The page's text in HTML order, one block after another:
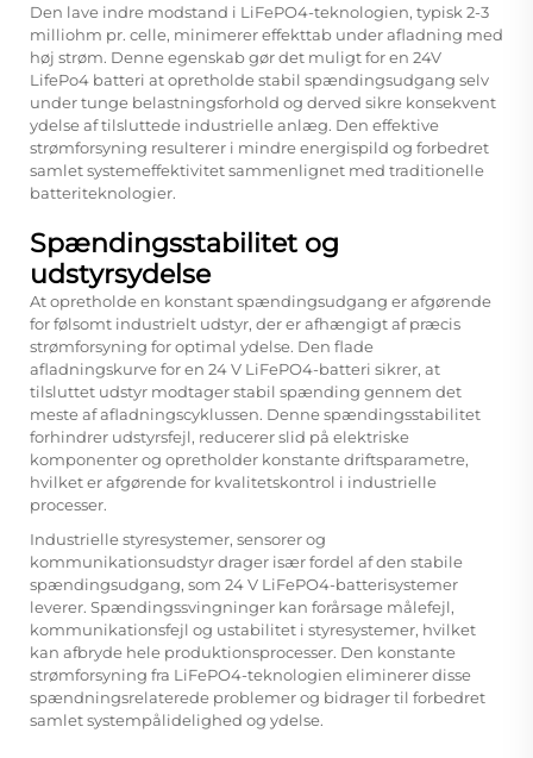
Den lave indre modstand i LiFePO4-teknologien, typisk 2-3
milliohm pr. celle, minimerer effekttab under afladning med
høj strøm. Denne egenskab gør det muligt for en 24V
LifePo4 batteri at opretholde stabil spændingsudgang selv
under tunge belastningsforhold og derved sikre konsekvent
ydelse af tilsluttede industrielle anlæg. Den effektive
strømforsyning resulterer i mindre energispild og forbedret
samlet systemeffektivitet sammenlignet med traditionelle
batteriteknologier.
Spændingsstabilitet og
udstyrsydelse
At opretholde en konstant spændingsudgang er afgørende
for følsomt industrielt udstyr, der er afhængigt af præcis
strømforsyning for optimal ydelse. Den flade
afladningskurve for en 24 V LiFePO4-batteri sikrer, at
tilsluttet udstyr modtager stabil spænding gennem det
meste af afladningscyklussen. Denne spændingsstabilitet
forhindrer udstyrsfejl, reducerer slid på elektriske
komponenter og opretholder konstante driftsparametre,
hvilket er afgørende for kvalitetskontrol i industrielle
processer.
Industrielle styresystemer, sensorer og
kommunikationsudstyr drager især fordel af den stabile
spændingsudgang, som 24 V LiFePO4-batterisystemer
leverer. Spændingssvingninger kan forårsage målefejl,
kommunikationsfejl og ustabilitet i styresystemer, hvilket
kan afbryde hele produktionsprocesser. Den konstante
strømforsyning fra LiFePO4-teknologien eliminerer disse
spændningsrelaterede problemer og bidrager til forbedret
samlet systempålidelighed og ydelse.